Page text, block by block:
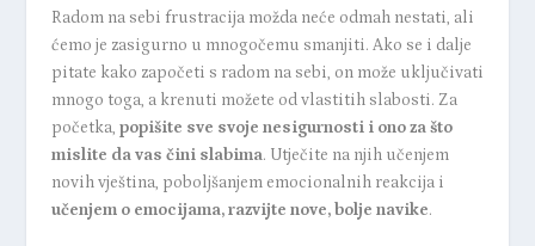
Radom na sebi frustracija možda neće odmah nestati, ali
ćemo je zasigurno u mnogočemu smanjiti. Ako se i dalje
pitate kako započeti s radom na sebi, on može uključivati
mnogo toga, a krenuti možete od vlastitih slabosti. Za
početka, popišite sve svoje nesigurnosti i ono za što
mislite da vas čini slabima. Utječite na njih učenjem
novih vještina, poboljšanjem emocionalnih reakcija i
učenjem o emocijama, razvijte nove, bolje navike.